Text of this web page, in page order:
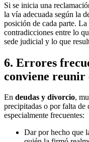
Si se inicia una
la vía adecuada según la
posición de cada parte.
contradicciones entre lo
sede judicial y lo que
6. Errores
conviene reunir
En deudas y divorcio,
precipitadas o por falta de
especialmente frecuentes:
Dar por hecho que